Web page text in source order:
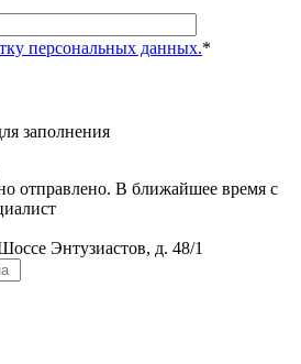
персональных данных.*
заполнения
отправлено. В ближайшее время с
Энтузиастов, д. 48/1